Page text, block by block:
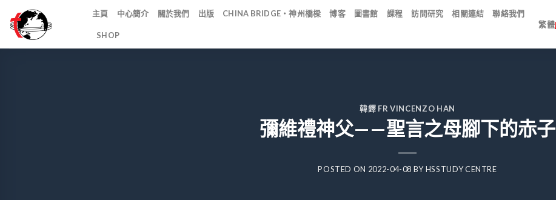
content
主頁 中心簡介 關於我們 出版 CHINA BRIDGE・神州橋樑 博客 圖書館 課程 訪問研究 相關連結 聯絡我們
SHOP
繁體
韓鐸 FR VINCENZO HAN
彌維禮神父——聖言之母腳下的赤子
POSTED ON 2022-04-08 BYHSSTUDY CENTRE